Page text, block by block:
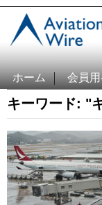
ホーム 会員
キーワード: "